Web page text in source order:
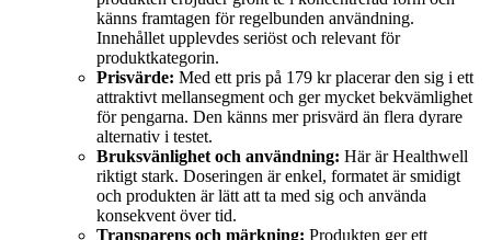
känns framtagen för regelbunden användning.
Innehållet upplevdes seriöst och relevant för
produktkategorin.
Prisvärde: Med ett pris på 179 kr placerar den sig i ett
attraktivt mellansegment och ger mycket bekvämlighet
för pengarna. Den känns mer prisvärd än flera dyrare
alternativ i testet.
Bruksvänlighet och användning: Här är Healthwell
riktigt stark. Doseringen är enkel, formatet är smidigt
och produkten är lätt att ta med sig och använda
konsekvent över tid.
Transparens och märkning: Produkten ger ett